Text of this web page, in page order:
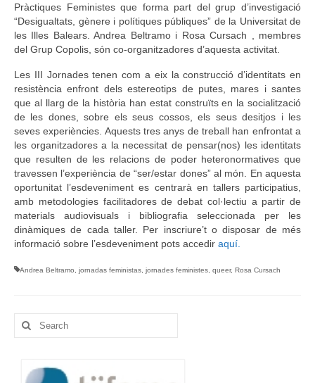
Pràctiques Feministes que forma part del grup d’investigació
“Desigualtats, gènere i polítiques públiques” de la Universitat de
les Illes Balears. Andrea Beltramo i Rosa Cursach , membres
del Grup Copolis, són co-organitzadores d’aquesta activitat.
Les III Jornades tenen com a eix la construcció d’identitats en
resistència enfront dels estereotips de putes, mares i santes
que al llarg de la història han estat construïts en la socialització
de les dones, sobre els seus cossos, els seus desitjos i les
seves experiències. Aquests tres anys de treball han enfrontat a
les organitzadores a la necessitat de pensar(nos) les identitats
que resulten de les relacions de poder heteronormatives que
travessen l’experiència de “ser/estar dones” al món. En aquesta
oportunitat l’esdeveniment es centrarà en tallers participatius,
amb metodologies facilitadores de debat col·lectiu a partir de
materials audiovisuals i bibliografia seleccionada per les
dinàmiques de cada taller. Per inscriure’t o disposar de més
informació sobre l’esdeveniment pots accedir aquí.
Andrea Beltramo jornadas feministas jornades feministes queer, Rosa Cursach
Search
for: